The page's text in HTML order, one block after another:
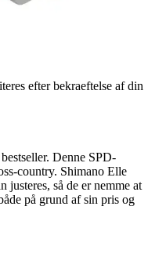
efter bekraeftelse af din
Denne SPD-
country. Shimano Elle
justeres, så de er nemme at
på grund af sin pris og